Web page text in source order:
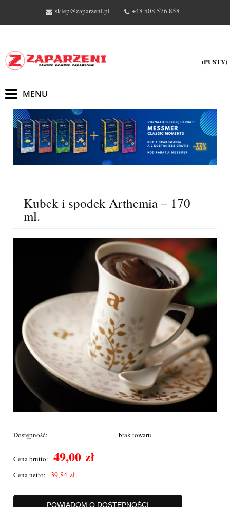
sklep@zaparzeni.pl +48 508 576 858
(PUSTY)
Kubek i spodek Arthemia – 170
ml.
Dostępność: brak towaru
Cena brutto: 49,00 zł
Cena netto: 39,84 zł
POWIADOM O DOSTĘPNOŚCI